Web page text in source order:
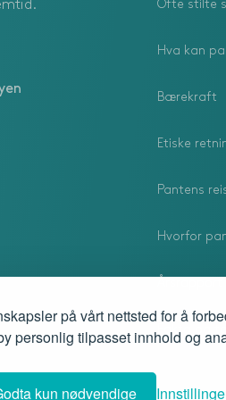
på vårt nettsted for å
personlig tilpasset innhold og
kun nødvendige
Ofte stilte
Hva kan
Bærekraft
Etiske
Pantens
Hvorfor